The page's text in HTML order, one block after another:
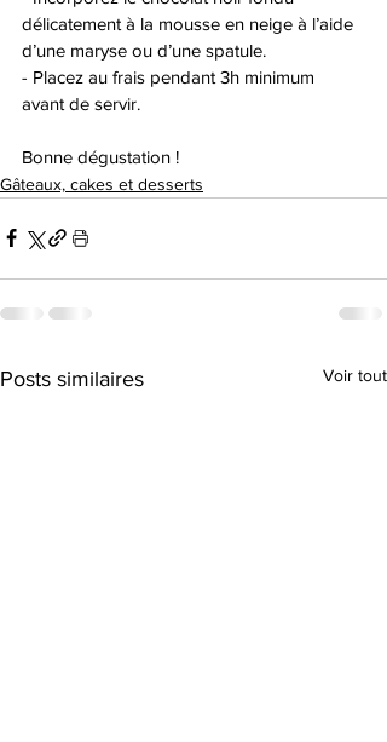
délicatement à la mousse en neige à l’aide
d’une maryse ou d’une spatule.
- Placez au frais pendant 3h minimum
avant de servir.
Bonne dégustation !
Gâteaux, cakes et desserts
Posts similaires Voir tout